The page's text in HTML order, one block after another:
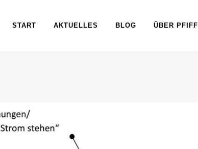
START AKTUELLES BLOG ÜBER PFIFF